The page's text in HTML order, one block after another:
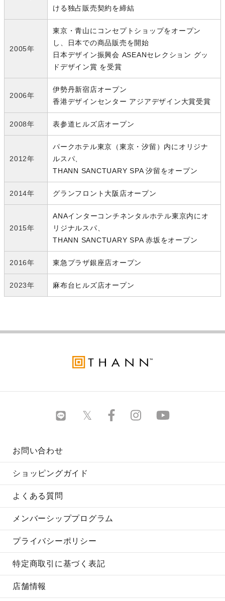
ける独占販売契約を締結
2005年
東京・青山にコンセプトショップをオープン
し、日本での商品販売を開始
日本デザイン振興会 ASEANセレクション グッ
ドデザイン賞 を受賞
2006年
伊勢丹新宿店オープン
香港デザインセンター アジアデザイン大賞受賞
2008年 表参道ヒルズ店オープン
2012年
パークホテル東京（東京・汐留）内にオリジナ
ルスパ、
THANN SANCTUARY SPA 汐留をオープン
2014年 グランフロント大阪店オープン
2015年
ANAインターコンチネンタルホテル東京内にオ
リジナルスパ、
THANN SANCTUARY SPA 赤坂をオープン
2016年 東急プラザ銀座店オープン
2023年 麻布台ヒルズ店オープン
お問い合わせ
ショッピングガイド
よくある質問
メンバーシッププログラム
プライバシーポリシー
特定商取引に基づく表記
店舗情報